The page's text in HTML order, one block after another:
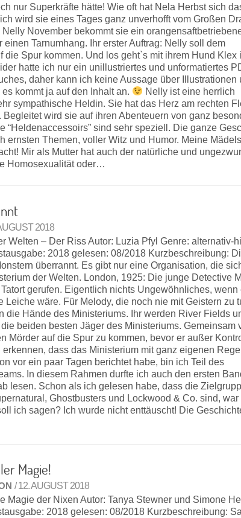
nur Superkräfte hätte! Wie oft hat Nela Herbst sich
wird sie eines Tages ganz unverhofft vom Großen
November bekommt sie ein
Tarnumhang. Ihr erster Auftrag: Nelly soll dem
die Spur kommen. Und los geht`s mit ihrem Hund Klex
hatte ich nur ein unillustriertes und unformatiertes
daher kann ich keine Aussage über Illustrationen
kommt ja auf den Inhalt an.
Nelly ist eine herrlich
sympathische Heldin. Sie hat das Herz am rechten
Begleitet wird sie auf ihren Abenteuern von ganz
“Heldenaccessoirs” sind sehr speziell. Die ganze
ernsten Themen, voller Witz und Humor. Meine
Mir als Mutter hat auch der natürliche und
Homosexualität oder…
2018
Welten – Der Riss Autor: Luzia Pfyl Genre: alternativ-
2018 gelesen: 08/2018 Kurzbeschreibung:
überrannt. Es gibt nur eine Organisation, die
der Welten. London, 1925: Die junge Detective
gerufen. Eigentlich nichts Ungewöhnliches, wenn
Leiche wäre. Für Melody, die noch nie mit Geistern zu
die Hände des Ministeriums. Ihr werden River Fields
beiden besten Jäger des Ministeriums. Gemeinsam
Mörder auf die Spur zu kommen, bevor er außer
dass das Ministerium mit ganz eigenen
vor ein paar Tagen berichtet habe, bin ich Teil des
In diesem Rahmen durfte ich auch den ersten
lesen. Schon als ich gelesen habe, dass die
Ghostbusters und Lockwood & Co. sind,
ich sagen? Ich wurde nicht enttäuscht! Die
Magie!
/ 12. AUGUST 2018
Magie der Nixen Autor: Tanya Stewner und Simone
2018 gelesen: 08/2018 Kurzbeschreibung: